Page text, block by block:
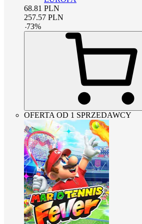
68.81 PLN
257.57 PLN
-73%
OFERTA OD 1 SPRZEDAWCY